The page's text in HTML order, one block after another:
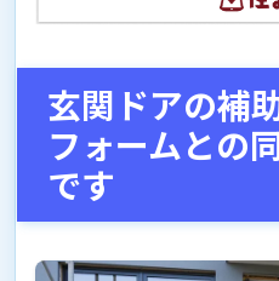
玄関ドアの補
フォームとの
です